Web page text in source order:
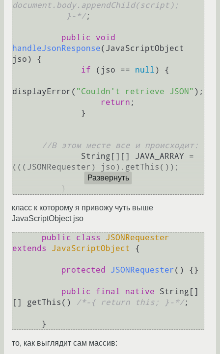
document.body.appendChild(script);
           }-*/
;
public
void
handleJsonResponse(JavaScriptObject
jso)
{
if (jso == null) {
displayError( "Couldn't retrieve JSON" );
return ;
//В этом месте все и происходит:
(((JSONRequester) jso).getThis());
Развернуть
класс к которому я привожу чуть выше
JavaScriptObject jso
public class
JSONRequester
extends
JavaScriptObject {
protected JSONRequester () {}
public final native String[]
[] getThis()
/*-{ return this; }-*/;
то, как выглядит сам массив: